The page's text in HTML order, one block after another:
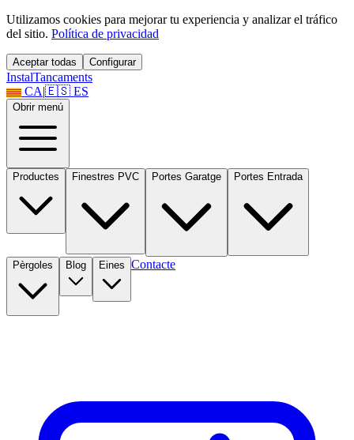
Utilizamos cookies para mejorar tu experiencia y analizar el tráfico
del sitio. Política de privacidad
Aceptar todas Configurar
InstalTancaments
CA|🇪🇸 ES
Obrir menú
Productes Finestres PVC Portes Garatge Portes Entrada
Pèrgoles Blog Eines Contacte